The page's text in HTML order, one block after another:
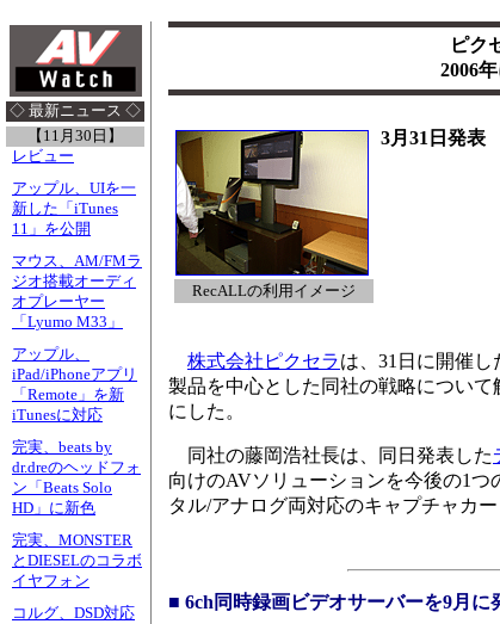
◇ 最新ニュース ◇
【11月30日】
レビュー
アップル、UIを一
新した「iTunes
11」を公開
マウス、AM/FMラ
ジオ搭載オーディ
オプレーヤー
「Lyumo M33」
アップル、
iPad/iPhoneアプリ
「Remote」を新
iTunesに対応
完実、beats by
dr.dreのヘッドフォ
ン「Beats Solo
HD」に新色
完実、MONSTER
とDIESELのコラボ
イヤフォン
コルグ、DSD対応
ピク
2006
RecALLの利用イメージ
3月31日発表
株式会社ピクセラは、31日に開催
製品を中心とした同社の戦略につい
にした。
同社の藤岡浩社長は、同日発表した
向けのAVソリューションを今後の1
タル/アナログ両対応のキャプチャカ
■ 6ch同時録画ビデオサーバーを9月に